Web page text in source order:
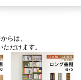
らは、
ただけます。